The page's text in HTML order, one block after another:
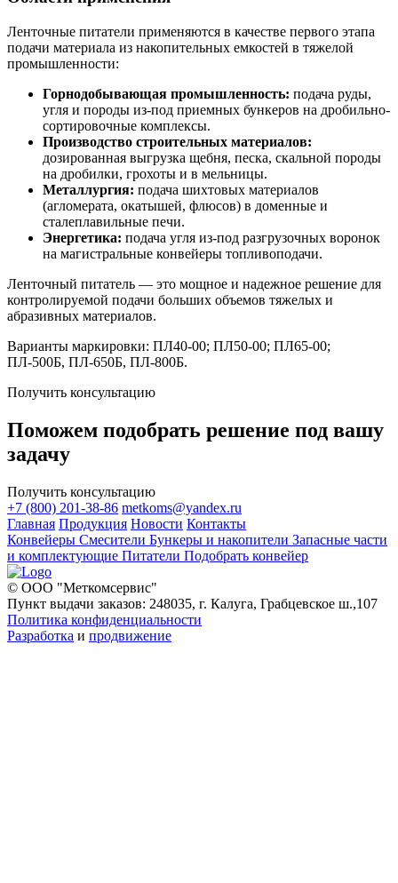
Ленточные питатели применяются в качестве первого этапа
подачи материала из накопительных емкостей в тяжелой
промышленности:
Горнодобывающая промышленность: подача руды,
угля и породы из-под приемных бункеров на дробильно-
сортировочные комплексы.
Производство строительных материалов:
дозированная выгрузка щебня, песка, скальной породы
на дробилки, грохоты и в мельницы.
Металлургия: подача шихтовых материалов
(агломерата, окатышей, флюсов) в доменные и
сталеплавильные печи.
Энергетика: подача угля из-под разгрузочных воронок
на магистральные конвейеры топливоподачи.
Ленточный питатель — это мощное и надежное решение для
контролируемой подачи больших объемов тяжелых и
абразивных материалов.
Варианты маркировки: ПЛ40-00; ПЛ50-00; ПЛ65-00;
ПЛ-500Б, ПЛ-650Б, ПЛ-800Б.
Получить консультацию
Поможем подобрать решение под вашу
задачу
Получить консультацию
+7 (800) 201-38-86 metkoms@yandex.ru
Главная Продукция Новости Контакты
Конвейеры Смесители Бункеры и накопители Запасные части
и комплектующие Питатели Подобрать конвейер
© ООО "Меткомсервис"
Пункт выдачи заказов: 248035, г. Калуга, Грабцевское ш.,107
Политика конфиденциальности
Разработка и продвижение